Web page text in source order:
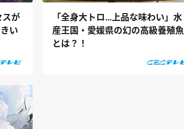
スが
い
「全身大トロ…上品な味わい」水
産王国・愛媛県の幻の高級養殖魚
とは？！